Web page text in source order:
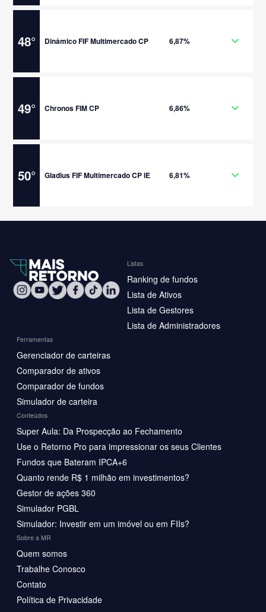
48° Dinâmico FIF Multimercado CP 6,87%
49° Chronos FIM CP 6,86%
50° Gladius FIF Multimercado CP IE 6,81%
Listas
Ranking de fundos
Lista de Ativos
Lista de Gestores
Lista de Administradores
Ferramentas
Gerenciador de carteiras
Comparador de ativos
Comparador de fundos
Simulador de carteira
Conteúdos
Super Aula: Da Prospecção ao Fechamento
Use o Retorno Pro para impressionar os seus Clientes
Fundos que Bateram IPCA+6
Quanto rende R$ 1 milhão em investimentos?
Gestor de ações 360
Simulador PGBL
Simulador: Investir em um imóvel ou em FIIs?
Sobre a MR
Quem somos
Trabalhe Conosco
Contato
Política de Privacidade